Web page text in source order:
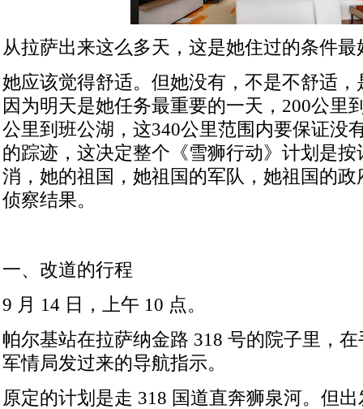
从拉萨出来这么多天，这是她住过的条件最
她应该觉得舒适。但她没有，不是不舒适
因为明天是她任务最重要的一天， 200公里
公里到班公湖，这340公里范围内要保证没
的踪迹，这决定整个《雪狮行动》计划是
消，她的祖国，她祖国的军队，她祖国的
侦察结果。
一、改道的行程
9 月 14 日，上午 10 点。
帕尔基站在拉萨纳金路 318 号的院子里，
军情局发过来的导航指示。
原定的计划是走 318 国道直奔狮泉河。但